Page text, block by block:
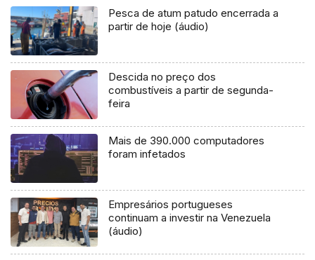
Pesca de atum patudo encerrada a
partir de hoje (áudio)
Descida no preço dos
combustíveis a partir de segunda-
feira
Mais de 390.000 computadores
foram infetados
Empresários portugueses
continuam a investir na Venezuela
(áudio)